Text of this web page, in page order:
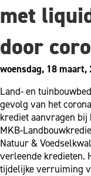
met
door
woensdag, 18 maart,
Land- en
gevolg van het
krediet aanvragen
MKB-
Natuur &
verleende kredieten.
tijdelijke verruiming